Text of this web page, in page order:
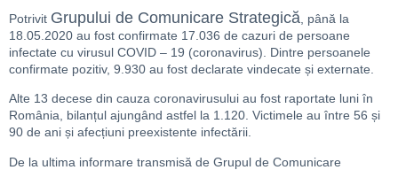
Potrivit Grupului de Comunicare Strategică , până la
18.05.2020 au fost confirmate 17.036 de cazuri de persoane
infectate cu virusul COVID – 19 (coronavirus). Dintre persoanele
confirmate pozitiv, 9.930 au fost declarate vindecate și externate.
Alte 13 decese din cauza coronavirusului au fost raportate luni în
România, bilanțul ajungând astfel la 1.120. Victimele au între 56 și
90 de ani și afecțiuni preexistente infectării.
De la ultima informare transmisă de Grupul de Comunicare